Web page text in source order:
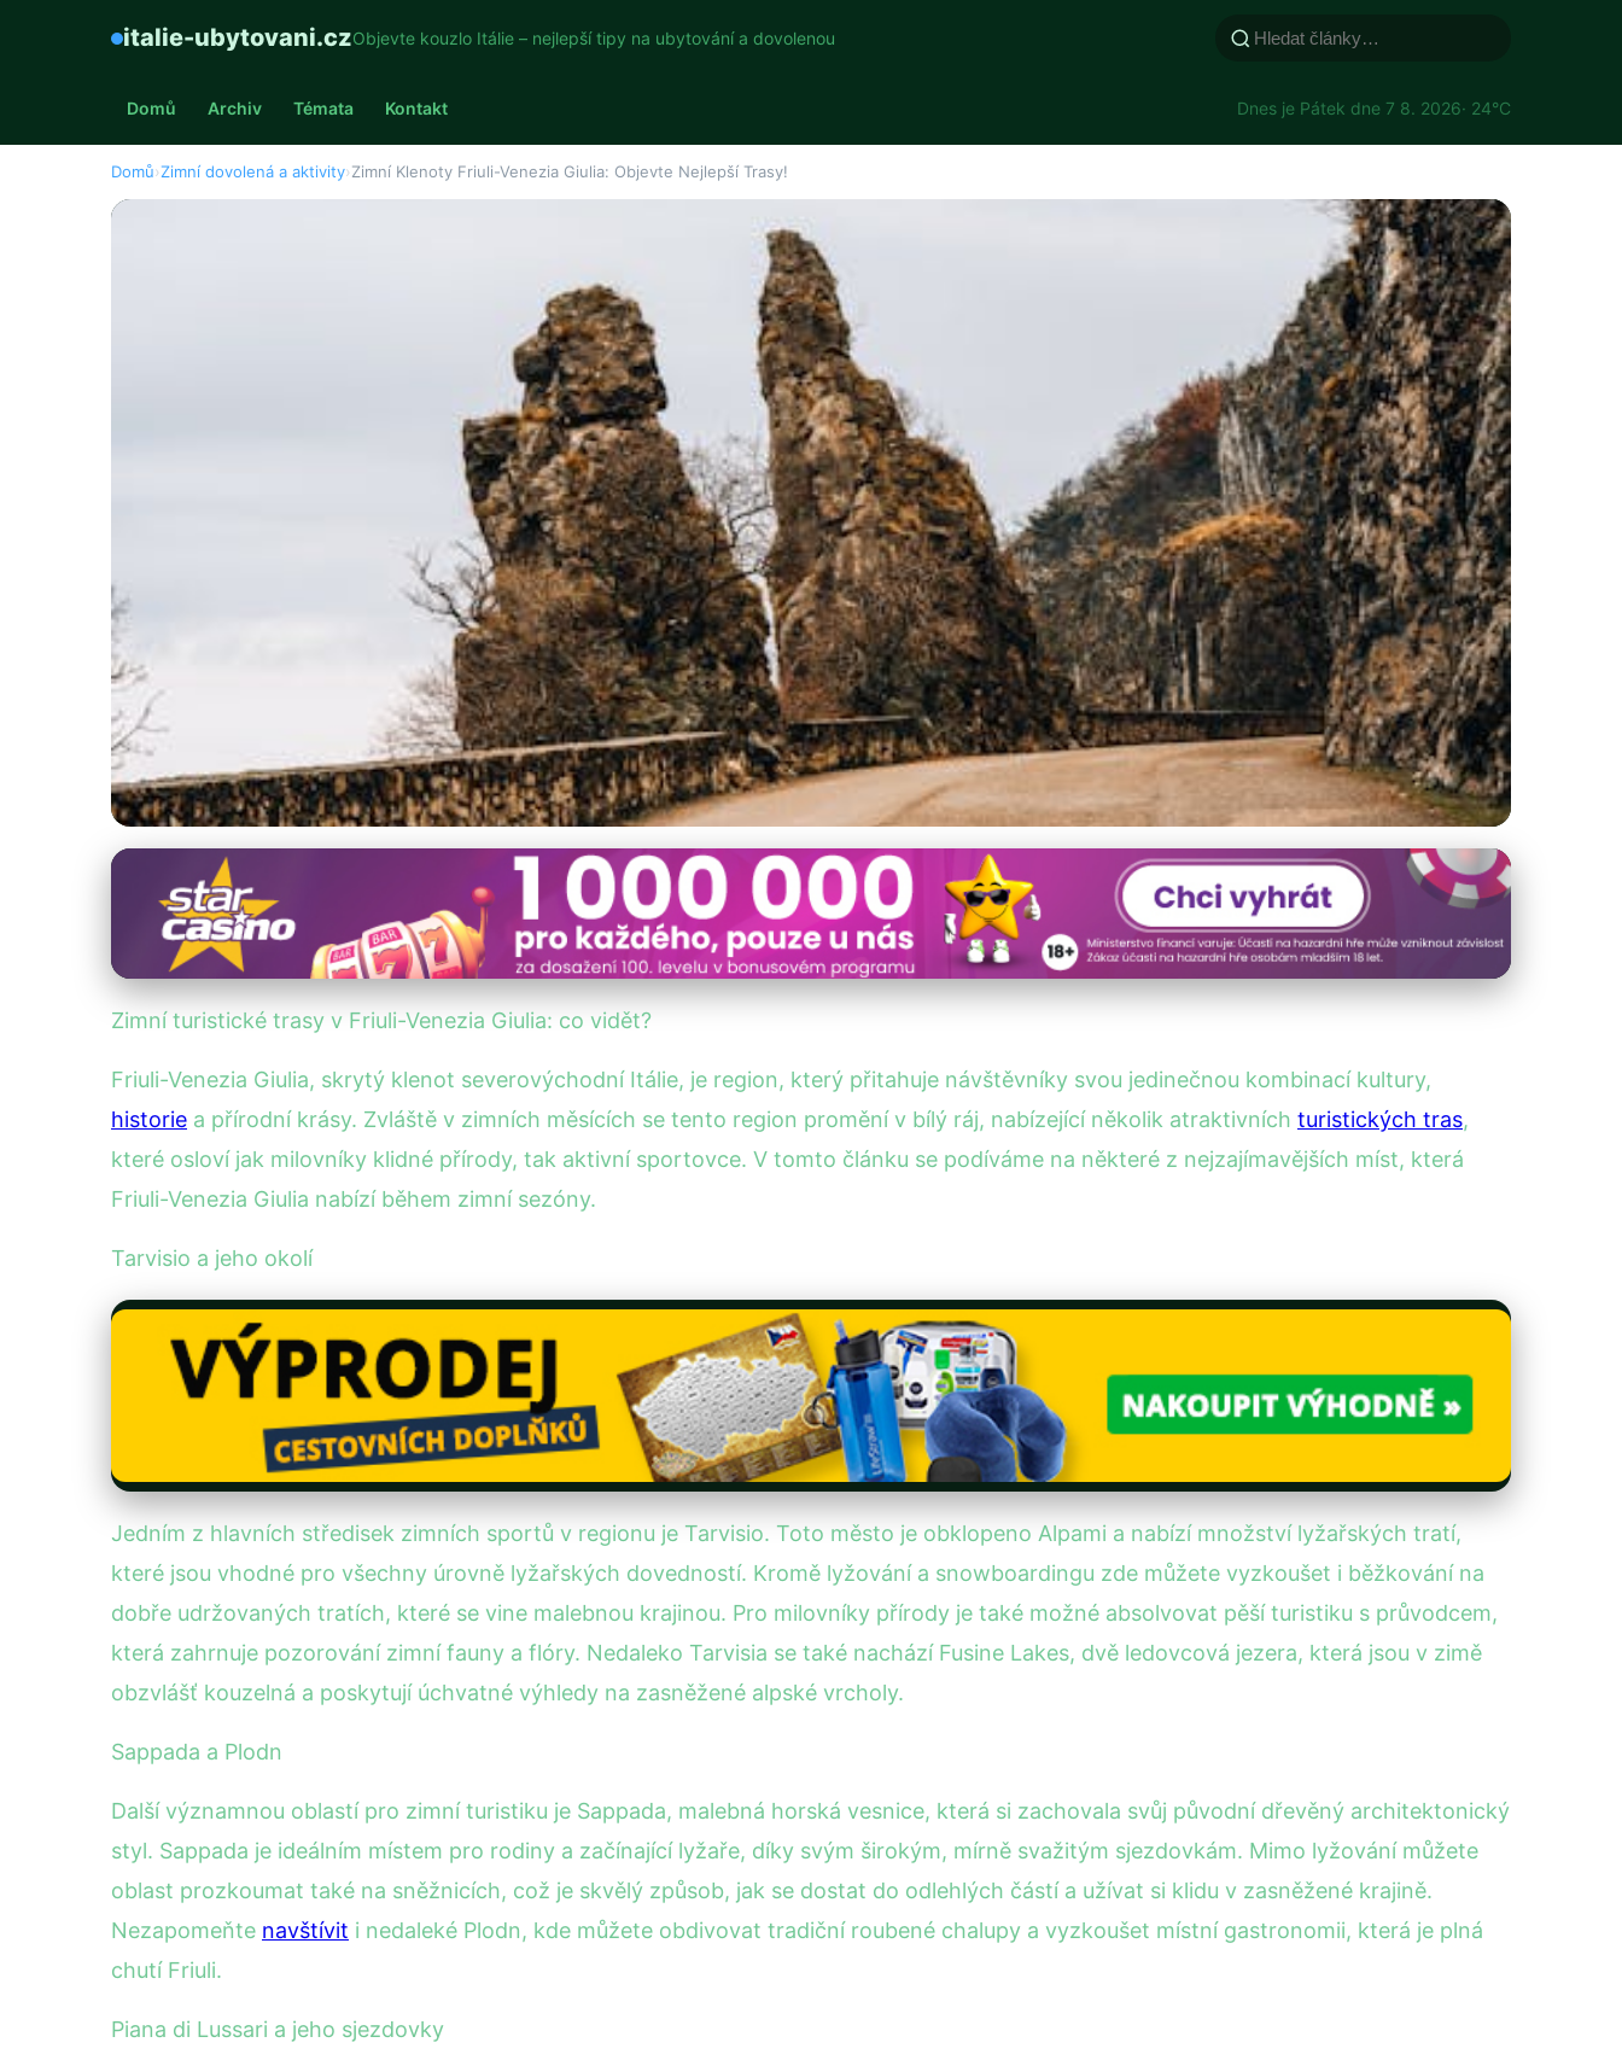
italie-ubytovani.czObjevte kouzlo Itálie – nejlepší tipy na ubytování a dovolenou
Domů Archiv Témata Kontakt Dnes je Pátek dne 7 8. 2026· 24°C
Domů›Zimní dovolená a aktivity›Zimní Klenoty Friuli-Venezia Giulia: Objevte Nejlepší Trasy!
Zimní dovolená a aktivity
Zimní Klenoty Friuli-Venezia Giulia: Objevte Nejlepší Trasy!
Zimní turistické trasy v Friuli-Venezia Giulia: co vidět?
Friuli-Venezia Giulia, skrytý klenot severovýchodní Itálie, je region, který přitahuje návštěvníky svou jedinečnou kombinací kultury,
historie a přírodní krásy. Zvláště v zimních měsících se tento region promění v bílý ráj, nabízející několik atraktivních turistických tras,
které osloví jak milovníky klidné přírody, tak aktivní sportovce. V tomto článku se podíváme na některé z nejzajímavějších míst, která
Friuli-Venezia Giulia nabízí během zimní sezóny.
Tarvisio a jeho okolí
Jedním z hlavních středisek zimních sportů v regionu je Tarvisio. Toto město je obklopeno Alpami a nabízí množství lyžařských tratí,
které jsou vhodné pro všechny úrovně lyžařských dovedností. Kromě lyžování a snowboardingu zde můžete vyzkoušet i běžkování na
dobře udržovaných tratích, které se vine malebnou krajinou. Pro milovníky přírody je také možné absolvovat pěší turistiku s průvodcem,
která zahrnuje pozorování zimní fauny a flóry. Nedaleko Tarvisia se také nachází Fusine Lakes, dvě ledovcová jezera, která jsou v zimě
obzvlášť kouzelná a poskytují úchvatné výhledy na zasněžené alpské vrcholy.
Sappada a Plodn
Další významnou oblastí pro zimní turistiku je Sappada, malebná horská vesnice, která si zachovala svůj původní dřevěný architektonický
styl. Sappada je ideálním místem pro rodiny a začínající lyžaře, díky svým širokým, mírně svažitým sjezdovkám. Mimo lyžování můžete
oblast prozkoumat také na sněžnicích, což je skvělý způsob, jak se dostat do odlehlých částí a užívat si klidu v zasněžené krajině.
Nezapomeňte navštívit i nedaleké Plodn, kde můžete obdivovat tradiční roubené chalupy a vyzkoušet místní gastronomii, která je plná
chutí Friuli.
Piana di Lussari a jeho sjezdovky